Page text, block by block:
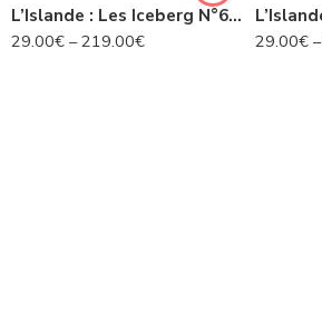
L’Islande : Les Iceberg N°63 IS
29.00€ –219.00€
29.00€ –